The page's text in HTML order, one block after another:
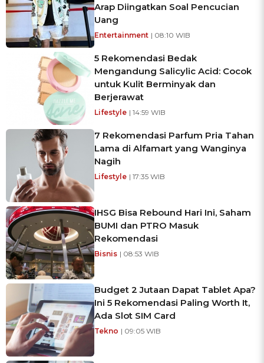
Arap Diingatkan Soal Pencucian
Uang
Entertainment | 08:10 WIB
5 Rekomendasi Bedak
Mengandung Salicylic Acid: Cocok
untuk Kulit Berminyak dan
Berjerawat
Lifestyle | 14:59 WIB
7 Rekomendasi Parfum Pria Tahan
Lama di Alfamart yang Wanginya
Nagih
Lifestyle | 17:35 WIB
IHSG Bisa Rebound Hari Ini, Saham
BUMI dan PTRO Masuk
Rekomendasi
Bisnis | 08:53 WIB
Budget 2 Jutaan Dapat Tablet Apa?
Ini 5 Rekomendasi Paling Worth It,
Ada Slot SIM Card
Tekno | 09:05 WIB